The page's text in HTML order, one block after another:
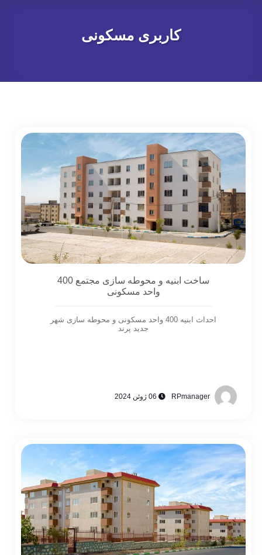
کاربری مسکونی
ساخت ابنیه و محوطه سازی مجتمع 400
واحد مسکونی
احداث ابنیه 400 واحد مسکونی و محوطه سازی شهر
جدید پرند
RPmanager 06 ژوئن 2024